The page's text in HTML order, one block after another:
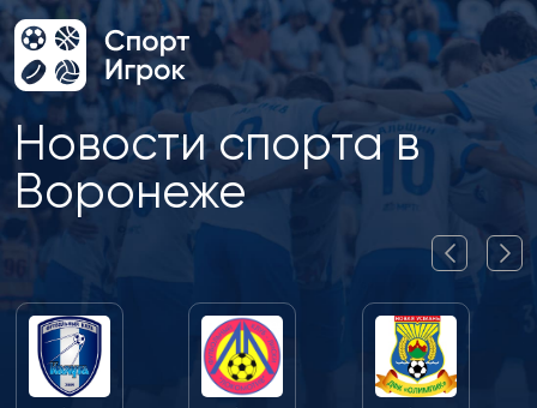
Новости спорта в
Воронеже